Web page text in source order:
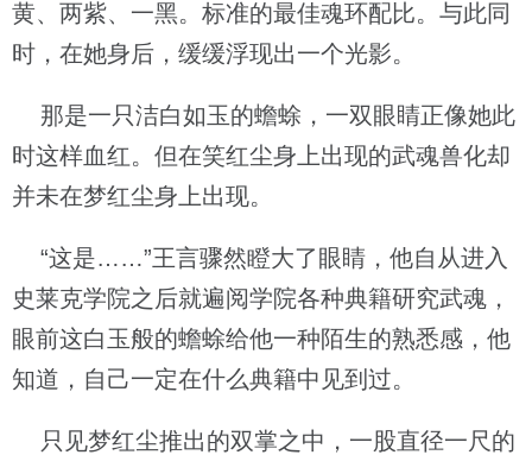
黄、两紫、一黑。标准的最佳魂环配比。与此同
时，在她身后，缓缓浮现出一个光影。
那是一只洁白如玉的蟾蜍，一双眼睛正像她此
时这样血红。但在笑红尘身上出现的武魂兽化却
并未在梦红尘身上出现。
“这是……”王言骤然瞪大了眼睛，他自从进入
史莱克学院之后就遍阅学院各种典籍研究武魂，
眼前这白玉般的蟾蜍给他一种陌生的熟悉感，他
知道，自己一定在什么典籍中见到过。
只见梦红尘推出的双掌之中，一股直径一尺的